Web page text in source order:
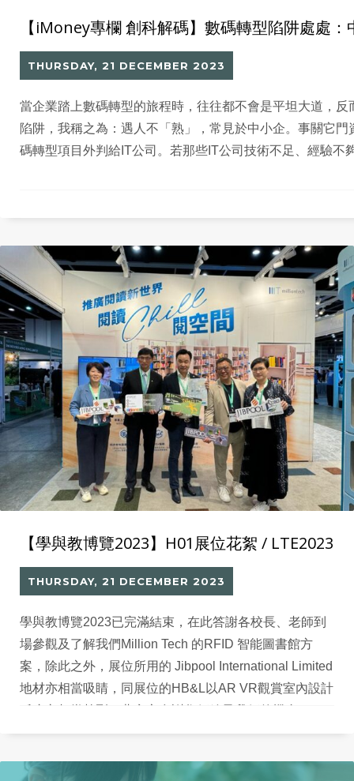
【iMoney專欄 創科解碼】數碼轉型陷阱處處
THURSDAY, 21 DECEMBER 2023
當企業踏上數碼轉型的旅程時，往往都不會是平坦大道，反
陷阱，我稱之為：遇人不「熟」，常見於中小企。事關它
碼轉型項目外判給IT公司。若那些IT公司技術不足、經驗不
【學與教博覽2023】H01展位花絮 / LTE2023
THURSDAY, 21 DECEMBER 2023
學與教博覽2023已完滿結束，在此答謝各校長、老師到
場參觀及了解我們Million Tech 的RFID 智能圖書館方
案，除此之外，展位所用的 Jibpool International Limited
地材亦相當吸睛，同展位的HB&L以AR VR觀賞室內設計